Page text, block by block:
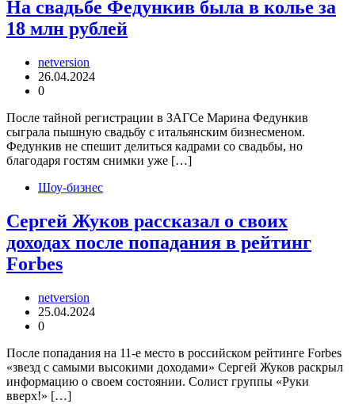
На свадьбе Федункив была в колье за
18 млн рублей
netversion
26.04.2024
0
После тайной регистрации в ЗАГСе Марина Федункив
сыграла пышную свадьбу с итальянским бизнесменом.
Федункив не спешит делиться кадрами со свадьбы, но
благодаря гостям снимки уже […]
Шоу-бизнес
Сергей Жуков рассказал о своих
доходах после попадания в рейтинг
Forbes
netversion
25.04.2024
0
После попадания на 11-е место в российском рейтинге Forbes
«звезд с самыми высокими доходами» Сергей Жуков раскрыл
информацию о своем состоянии. Солист группы «Руки
вверх!» […]